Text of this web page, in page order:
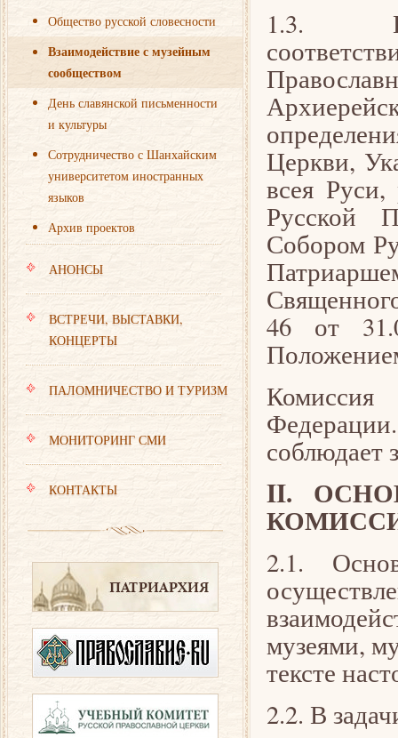
Общество русской словесности
Взаимодействие с музейным
сообществом
День славянской письменности
и культуры
Сотрудничество с Шанхайским
университетом иностранных
языков
Архив проектов
АНОНСЫ
ВСТРЕЧИ, ВЫСТАВКИ,
КОНЦЕРТЫ
ПАЛОМНИЧЕСТВО И ТУРИЗМ
МОНИТОРИНГ СМИ
КОНТАКТЫ
1.3.
Церкви,
всея Руси,
Русской
Собором
46 от
соблюдает
II.
2.1.
музеями,
тексте
2.2. В